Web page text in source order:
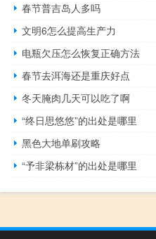
春节普吉岛人多吗
文明6怎么提高生产力
电瓶欠压怎么恢复正确方法
春节去洱海还是重庆好点
冬天腌肉几天可以吃了啊
“终日思悠悠”的出处是哪里
黑色大地单刷攻略
“予非梁栋材”的出处是哪里